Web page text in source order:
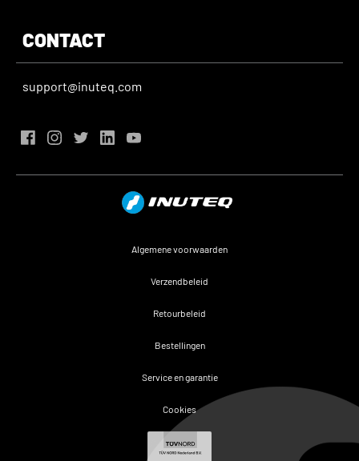
CONTACT
support@inuteq.com
Algemene voorwaarden
Verzendbeleid
Retourbeleid
Bestellingen
Service en garantie
Cookies